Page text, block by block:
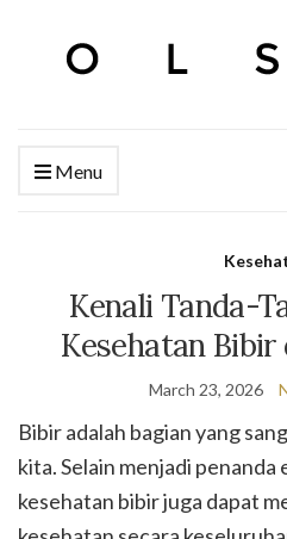
Menu
Kenali Tanda-
Kesehatan Bibir
March 23, 2026
Bibir adalah bagian yang
kita. Selain menjadi penanda
kesehatan bibir juga dapat